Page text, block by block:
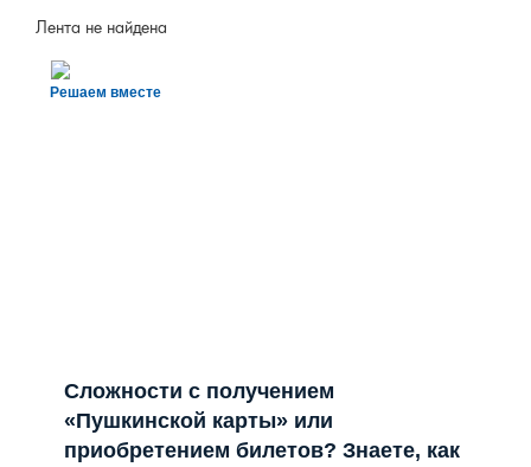
Лента не найдена
Решаем вместе
Сложности с получением
«Пушкинской карты» или
приобретением билетов? Знаете, как